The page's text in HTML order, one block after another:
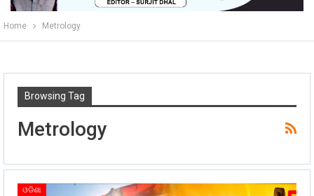
Home Metrology
Browsing Tag
Metrology
ଓଡିଶା